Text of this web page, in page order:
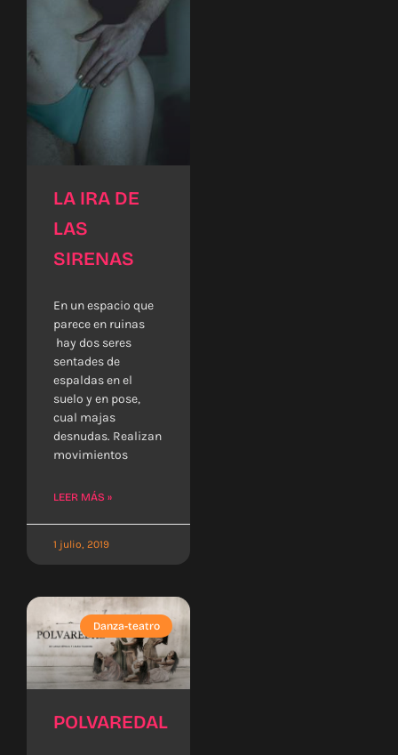
LA IRA DE
LAS
SIRENAS
En un espacio que
parece en ruinas
hay dos seres
sentades de
espaldas en el
suelo y en pose,
cual majas
desnudas. Realizan
movimientos
LEER MÁS »
1 julio, 2019
Danza-teatro
POLVAREDAL